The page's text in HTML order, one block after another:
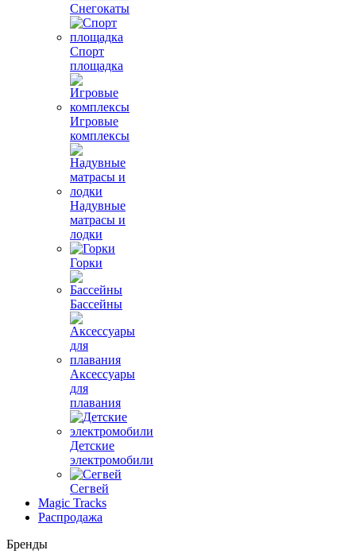
Снегокаты
Спорт
площадка
Игровые
комплексы
Надувные
матрасы и
лодки
Горки
Бассейны
Аксессуары
для
плавания
Детские
электромобили
Сегвей
Magic Tracks
Распродажа
Бренды